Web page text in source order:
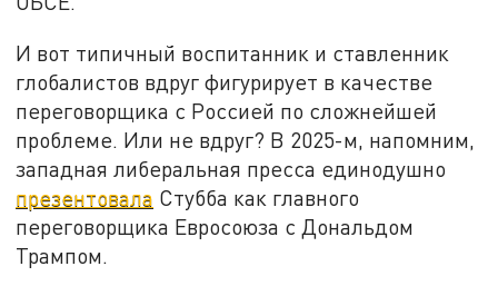
И вот типичный воспитанник и ставленник
глобалистов вдруг фигурирует в качестве
переговорщика с Россией по сложнейшей
проблеме. Или не вдруг? В 2025-м, напомним,
западная либеральная пресса единодушно
презентовала Стубба как главного
переговорщика Евросоюза с Дональдом
Трампом.